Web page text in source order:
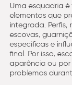
Uma esquadria
elementos que
integrada. Perfis,
escovas,
específicas e
final. Por isso,
aparência ou
problemas